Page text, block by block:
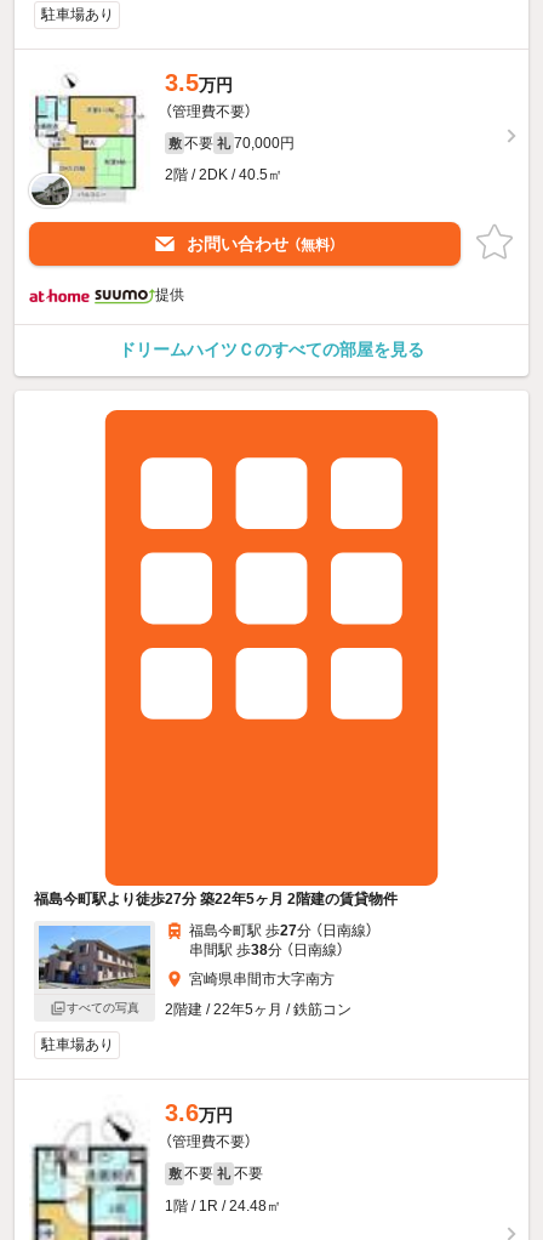
駐車場あり
3.5万円
（管理費不要）
敷 不要 礼 70,000円
2階 / 2DK / 40.5㎡
お問い合わせ （無料）
提供
ドリームハイツＣのすべての部屋を見る
福島今町駅より徒歩27分 築22年5ヶ月 2階建の賃貸物件
すべての写真
福島今町駅 歩27分 （日南線）
串間駅 歩38分 （日南線）
宮崎県串間市大字南方
2階建 / 22年5ヶ月 / 鉄筋コン
駐車場あり
3.6万円
（管理費不要）
敷 不要 礼 不要
1階 / 1R / 24.48㎡